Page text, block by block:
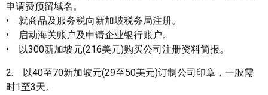
申请费预留域名。
• 就商品及服务税向新加坡税务局注册。
• 启动海关账户及申请企业银行账户。
• 以300新加坡元(216美元)购买公司注册资料简报。
2. 以40至70新加坡元(29至50美元)订制公司印章，一般需
时1至3天。